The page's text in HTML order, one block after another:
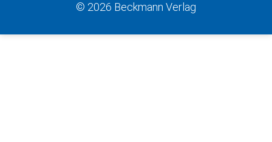
© 2026 Beckmann Verlag